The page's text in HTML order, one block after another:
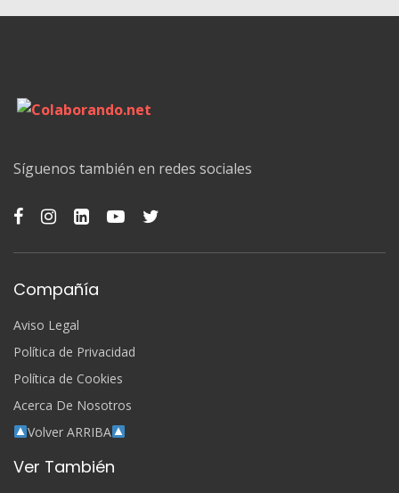
Síguenos también en redes sociales
Compañía
Aviso Legal
Política de Privacidad
Política de Cookies
Acerca De Nosotros
Volver ARRIBA
Ver También